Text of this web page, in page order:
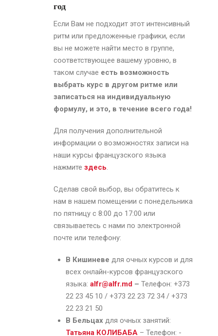
год
Если Вам не подходит этот интенсивный
ритм или предложенные графики, если
вы не можете найти место в группе,
соответствующее вашему уровню, в
таком случае есть возможность
выбрать курс в другом ритме или
записаться на индивидуальную
формулу, и это, в течение всего года!
Для получения дополнительной
информации о возможностях записи на
наши курсы французского языка
нажмите здесь.
Сделав свой выбор, вы обратитесь к
нам в нашем помещении с понедельника
по пятницу с 8:00 до 17:00 или
связываетесь с нами по электронной
почте или телефону:
В Кишиневе для очных курсов и для
всех онлайн-курсов французского
языка: alfr@alfr.md – Телефон: +373
22 23 45 10 / +373 22 23 72 34 / +373
22 23 21 50
В Бельцах для очных занятий:
Татьяна КОЛИБАБА – Телефон: -